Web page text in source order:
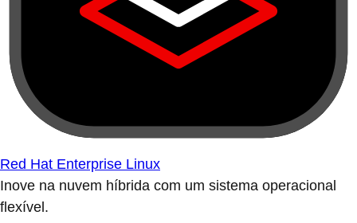
Red Hat Enterprise Linux
Inove na nuvem híbrida com um sistema operacional
flexível.